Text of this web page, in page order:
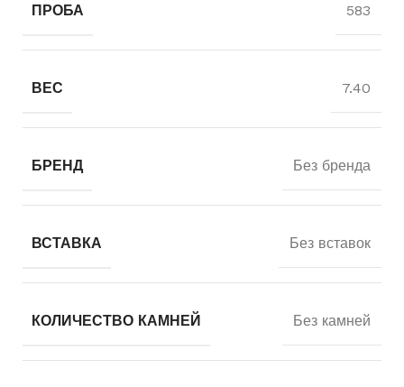
ПРОБА 583
ВЕС 7.40
БРЕНД Без бренда
ВСТАВКА Без вставок
КОЛИЧЕСТВО КАМНЕЙ Без камней